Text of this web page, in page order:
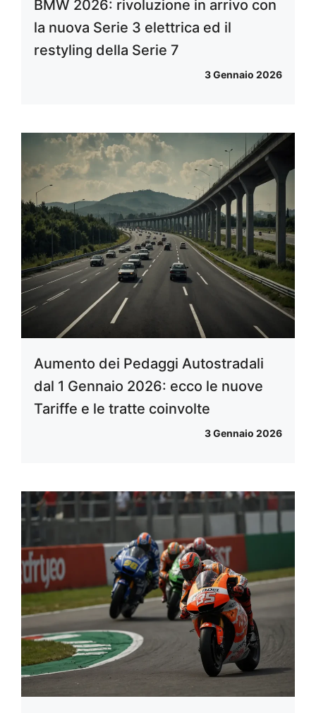
BMW 2026: rivoluzione in arrivo con
la nuova Serie 3 elettrica ed il
restyling della Serie 7
3 Gennaio 2026
Aumento dei Pedaggi Autostradali
dal 1 Gennaio 2026: ecco le nuove
Tariffe e le tratte coinvolte
3 Gennaio 2026